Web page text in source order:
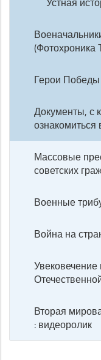
Герои
Документы, с
ознакомиться
Массовые
советских
Военные
Война на
Вторая
: видеоролик